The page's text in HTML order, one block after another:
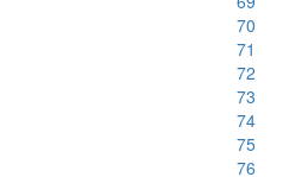
70
71
72
73
74
75
76